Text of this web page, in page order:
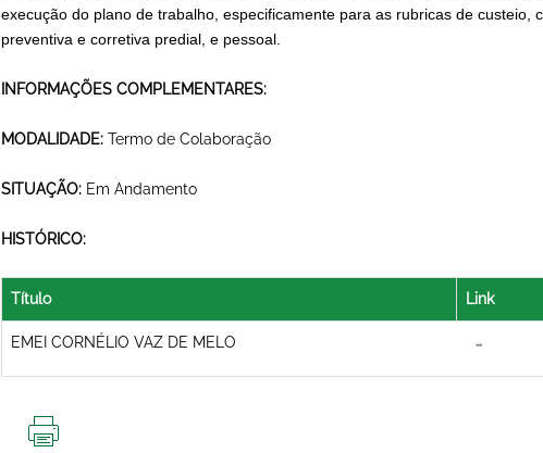
execução do plano de trabalho, especificamente para as rubricas de custeio,
preventiva e corretiva predial, e pessoal.
INFORMAÇÕES COMPLEMENTARES:
MODALIDADE: Termo de Colaboração
SITUAÇÃO: Em Andamento
HISTÓRICO:
Título Link
EMEI CORNÉLIO VAZ DE MELO